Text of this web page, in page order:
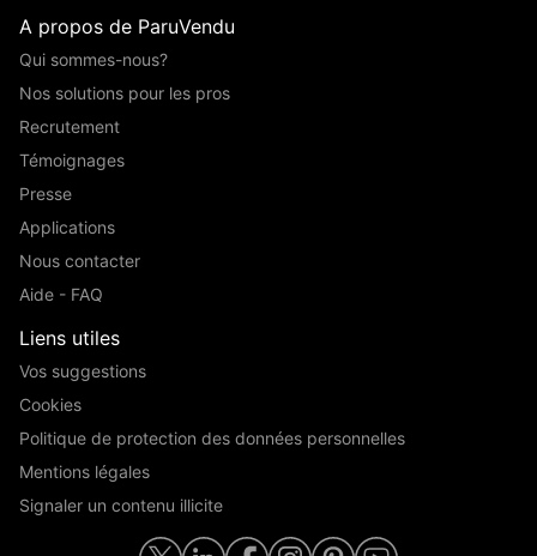
A propos de ParuVendu
Qui sommes-nous?
Nos solutions pour les pros
Recrutement
Témoignages
Presse
Applications
Nous contacter
Aide - FAQ
Liens utiles
Vos suggestions
Cookies
Politique de protection des données personnelles
Mentions légales
Signaler un contenu illicite